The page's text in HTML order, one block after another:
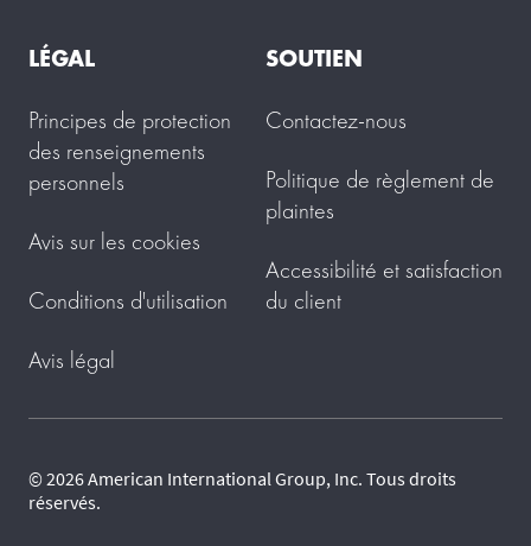
LÉGAL
Principes de protection
des renseignements
personnels
Avis sur les cookies
Conditions d'utilisation
Avis légal
SOUTIEN
Contactez-nous
Politique de règlement de
plaintes
Accessibilité et satisfaction
du client
© 2026 American International Group, Inc. Tous droits
réservés.